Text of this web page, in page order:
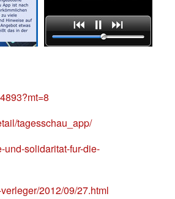
tagesschau_app/
und-solidaritat-fur-die-
2012/09/27.html